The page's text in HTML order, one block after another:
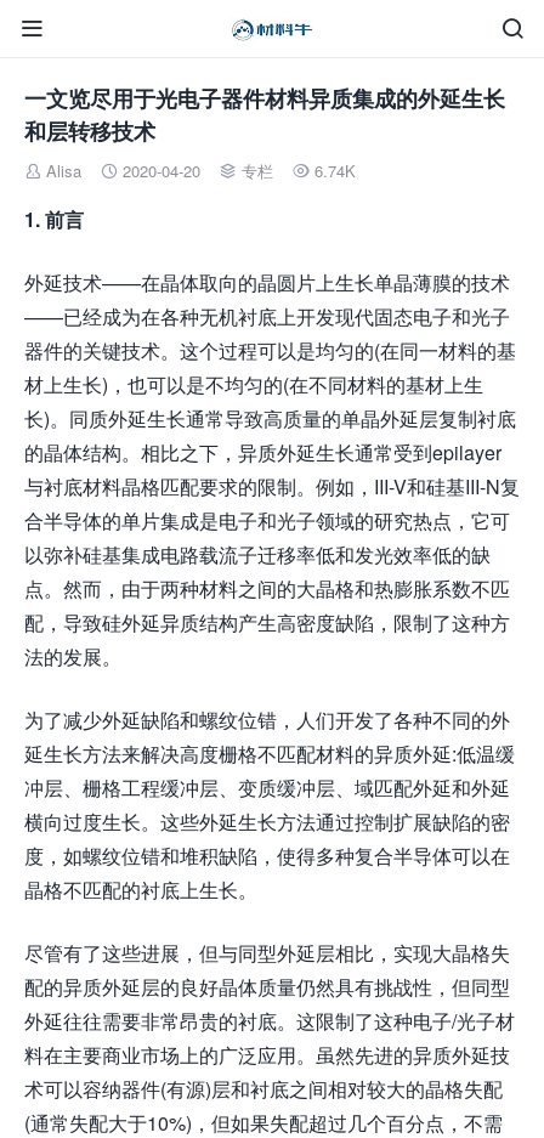


一文览尽用于光电子器件材料异质集成的外延生长
和层转移技术
 Alisa  2020-04-20  专栏  6.74K
1. 前言
外延技术——在晶体取向的晶圆片上生长单晶薄膜的技术
——已经成为在各种无机衬底上开发现代固态电子和光子
器件的关键技术。这个过程可以是均匀的(在同一材料的基
材上生长)，也可以是不均匀的(在不同材料的基材上生
长)。同质外延生长通常导致高质量的单晶外延层复制衬底
的晶体结构。相比之下，异质外延生长通常受到epilayer
与衬底材料晶格匹配要求的限制。例如，III-V和硅基III-N复
合半导体的单片集成是电子和光子领域的研究热点，它可
以弥补硅基集成电路载流子迁移率低和发光效率低的缺
点。然而，由于两种材料之间的大晶格和热膨胀系数不匹
配，导致硅外延异质结构产生高密度缺陷，限制了这种方
法的发展。
为了减少外延缺陷和螺纹位错，人们开发了各种不同的外
延生长方法来解决高度栅格不匹配材料的异质外延:低温缓
冲层、栅格工程缓冲层、变质缓冲层、域匹配外延和外延
横向过度生长。这些外延生长方法通过控制扩展缺陷的密
度，如螺纹位错和堆积缺陷，使得多种复合半导体可以在
晶格不匹配的衬底上生长。
尽管有了这些进展，但与同型外延层相比，实现大晶格失
配的异质外延层的良好晶体质量仍然具有挑战性，但同型
外延往往需要非常昂贵的衬底。这限制了这种电子/光子材
料在主要商业市场上的广泛应用。虽然先进的异质外延技
术可以容纳器件(有源)层和衬底之间相对较大的晶格失配
(通常失配大于10%)，但如果失配超过几个百分点，不需